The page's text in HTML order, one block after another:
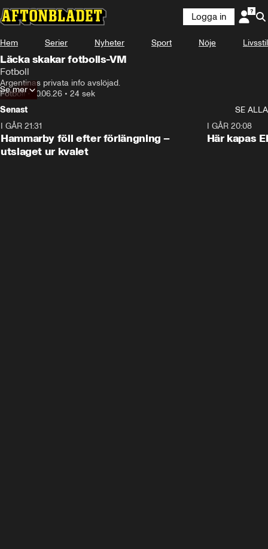
Logga in
Hem Serier Nyheter Sport Nöje Livsstil
Läcka skakar fotbolls-VM
Fotboll
Fotboll•10.06.26 • 24 sek
Se mer
Senast
SE ALLA
I GÅR 21:31
Hammarby föll efter förlängning –
utslaget ur kvalet
I GÅR 20:08
Här kapas